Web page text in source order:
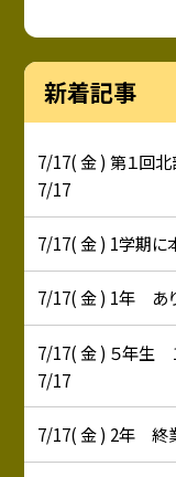
新着記事
7/17( 金 ) 第１回
7/17
7/17( 金 ) 1学期に
7/17( 金 ) 1年 あ
7/17( 金 ) ５年生
7/17
7/17( 金 ) 2年